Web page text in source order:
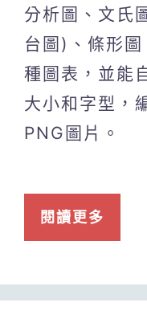
分析圖、文氏
台圖)、條形
種圖表，並能
大小和字型，
PNG圖片。
閱讀更多